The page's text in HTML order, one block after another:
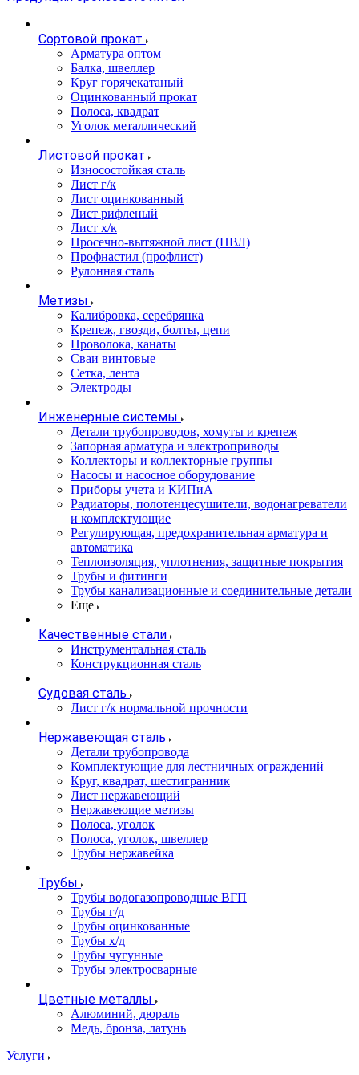
Сортовой прокат
Арматура оптом
Балка, швеллер
Круг горячекатаный
Оцинкованный прокат
Полоса, квадрат
Уголок металлический
Листовой прокат
Износостойкая сталь
Лист г/к
Лист оцинкованный
Лист рифленый
Лист х/к
Просечно-вытяжной лист (ПВЛ)
Профнастил (профлист)
Рулонная сталь
Метизы
Калибровка, серебрянка
Крепеж, гвозди, болты, цепи
Проволока, канаты
Сваи винтовые
Сетка, лента
Электроды
Инженерные системы
Детали трубопроводов, хомуты и крепеж
Запорная арматура и электроприводы
Коллекторы и коллекторные группы
Насосы и насосное оборудование
Приборы учета и КИПиА
Радиаторы, полотенцесушители, водонагреватели
и комплектующие
Регулирующая, предохранительная арматура и
автоматика
Теплоизоляция, уплотнения, защитные покрытия
Трубы и фитинги
Трубы канализационные и соединительные детали
Еще
Качественные стали
Инструментальная сталь
Конструкционная сталь
Судовая сталь
Лист г/к нормальной прочности
Нержавеющая сталь
Детали трубопровода
Комплектующие для лестничных ограждений
Круг, квадрат, шестигранник
Лист нержавеющий
Нержавеющие метизы
Полоса, уголок
Полоса, уголок, швеллер
Трубы нержавейка
Трубы
Трубы водогазопроводные ВГП
Трубы г/д
Трубы оцинкованные
Трубы х/д
Трубы чугунные
Трубы электросварные
Цветные металлы
Алюминий, дюраль
Медь, бронза, латунь
Услуги